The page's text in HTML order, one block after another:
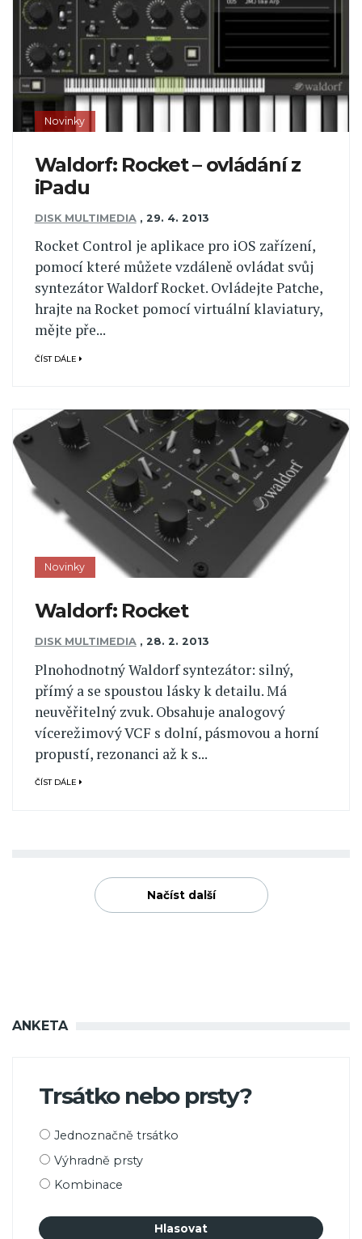
Novinky
Waldorf: Rocket – ovládání z
iPadu
DISK MULTIMEDIA , 29. 4. 2013
Rocket Control je aplikace pro iOS zařízení,
pomocí které můžete vzdáleně ovládat svůj
syntezátor Waldorf Rocket. Ovládejte Patche,
hrajte na Rocket pomocí virtuální klaviatury,
mějte pře...
ČÍST DÁLE
Novinky
Waldorf: Rocket
DISK MULTIMEDIA , 28. 2. 2013
Plnohodnotný Waldorf syntezátor: silný,
přímý a se spoustou lásky k detailu. Má
neuvěřitelný zvuk. Obsahuje analogový
vícerežimový VCF s dolní, pásmovou a horní
propustí, rezonanci až k s...
ČÍST DÁLE
Načíst další
ANKETA
Trsátko nebo prsty?
Možnosti
Jednoznačně trsátko
Výhradně prsty
Kombinace